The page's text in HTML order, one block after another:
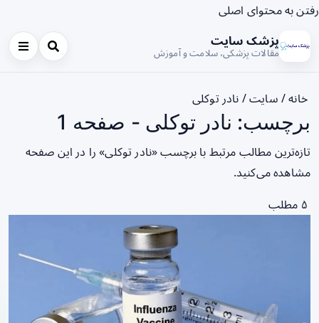
رفتن به محتوای اصلی
پزشک سایت
مقالات پزشکی، سلامت و آموزش
خانه/ سایت/ نادر توکلی
برچسب: نادر توکلی - صفحه 1
تازه‌ترین مطالب مرتبط با برچسب «نادر توکلی» را در این صفحه
مشاهده می‌کنید.
۵ مطلب